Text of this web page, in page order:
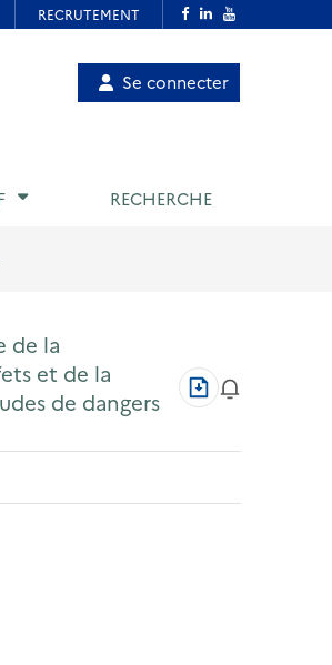
Menu
utilisateur
Se connecter
RECHERCHE
de la
et de la
de dangers
Télécharger
au
PDF